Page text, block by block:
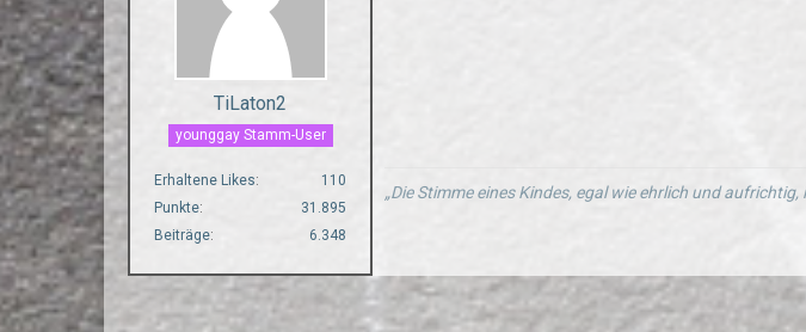
TiLaton2
younggay Stamm-User
Erhaltene Likes
110
Punkte
31.895
Beiträge
6.348
„Die Stimme eines Kindes, egal wie ehrlich und